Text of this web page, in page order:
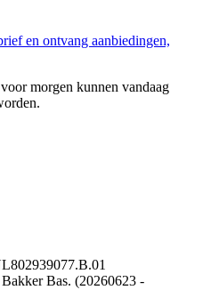
en ontvang aanbiedingen,
morgen kunnen vandaag
Bas. (20260623 -